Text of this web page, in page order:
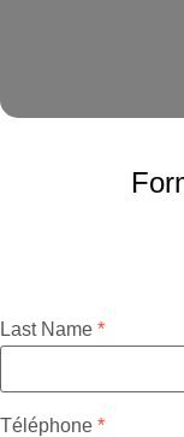
Last Name
Téléphone